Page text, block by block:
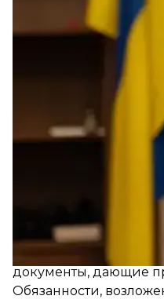
прибывать по
не отлучаться из
сообщать детективу,
воздерживаться от
сдать на хранение в
документы, дающие
Обязанности,